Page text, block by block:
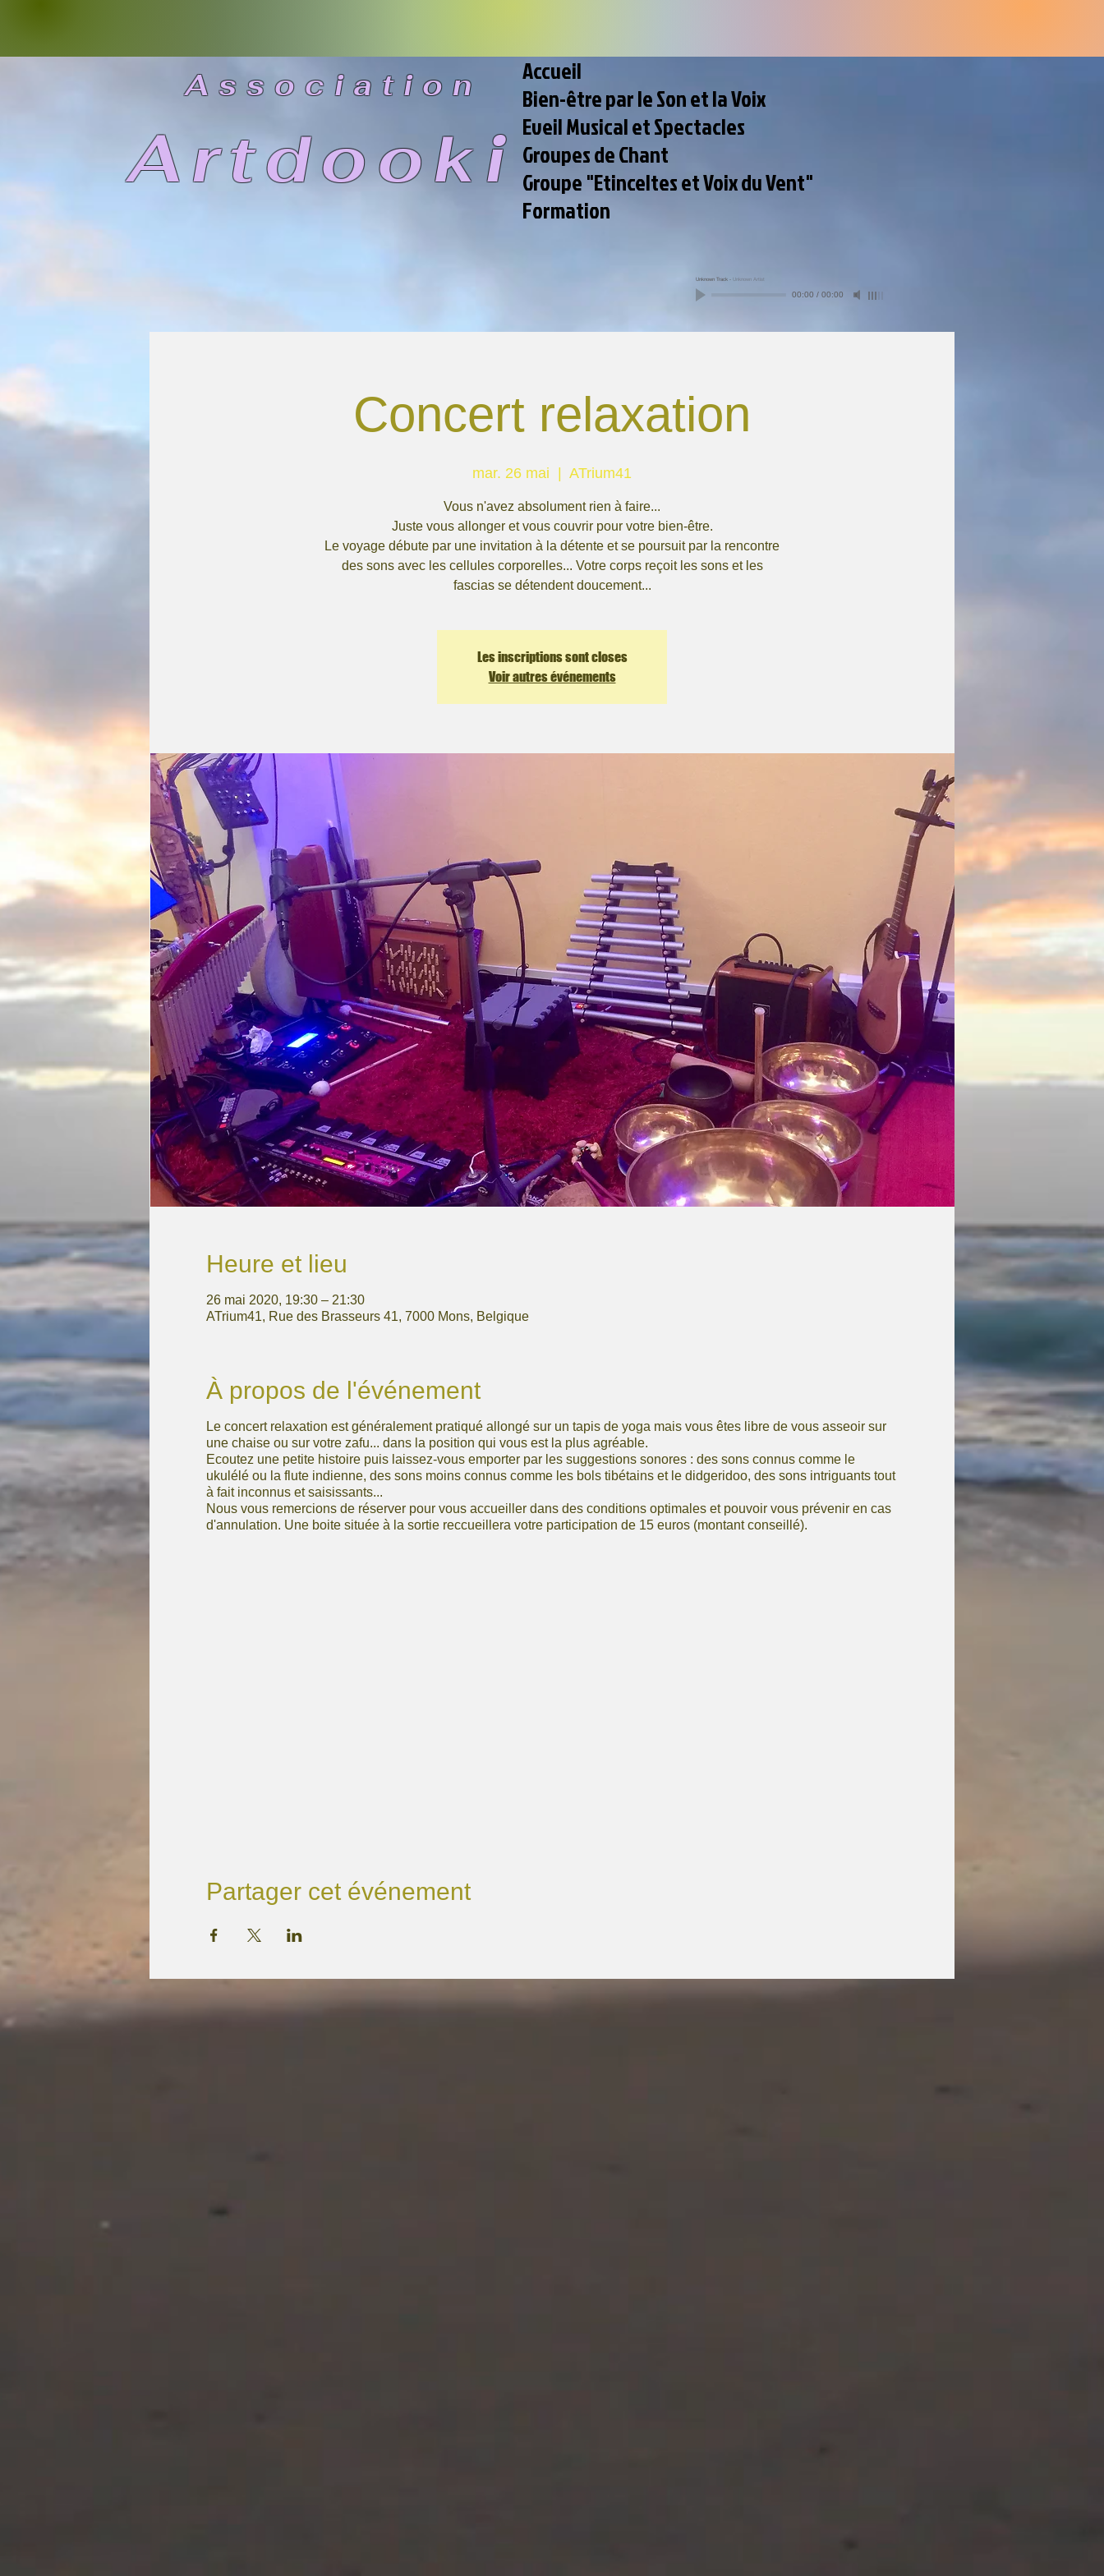
As sociation
Artdooki
Accueil
Bien-être par le Son et la Voix
Eveil Musical et Spectacles
Groupes de Chant
Groupe "Etinceltes et Voix du Vent"
Formation
Unknown Track - Unknown Artist
00:00 / 00:00
Concert relaxation
mar. 26 mai ATrium41
Vous n'avez absolument rien à faire...
Juste vous allonger et vous couvrir pour votre bien-être.
Le voyage débute par une invitation à la détente et se poursuit par la rencontre
des sons avec les cellules corporelles... Votre corps reçoit les sons et les
fascias se détendent doucement...
Les inscriptions sont closes
Voir autres événements
Heure et lieu
26 mai 2020, 19:30 – 21:30
ATrium41, Rue des Brasseurs 41, 7000 Mons, Belgique
À propos de l'événement
Le concert relaxation est généralement pratiqué allongé sur un tapis de yoga mais vous êtes libre de vous asseoir sur
une chaise ou sur votre zafu... dans la position qui vous est la plus agréable.
Ecoutez une petite histoire puis laissez-vous emporter par les suggestions sonores : des sons connus comme le
ukulélé ou la flute indienne, des sons moins connus comme les bols tibétains et le didgeridoo, des sons intriguants tout
à fait inconnus et saisissants...
Nous vous remercions de réserver pour vous accueiller dans des conditions optimales et pouvoir vous prévenir en cas
d'annulation. Une boite située à la sortie reccueillera votre participation de 15 euros (montant conseillé).
Partager cet événement